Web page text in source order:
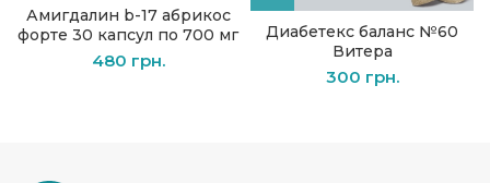
Амигдалин b-17 абрикос
форте 30 капсул по 700 мг
480 грн.
Диабетекс баланс №60
Витера
300 грн.